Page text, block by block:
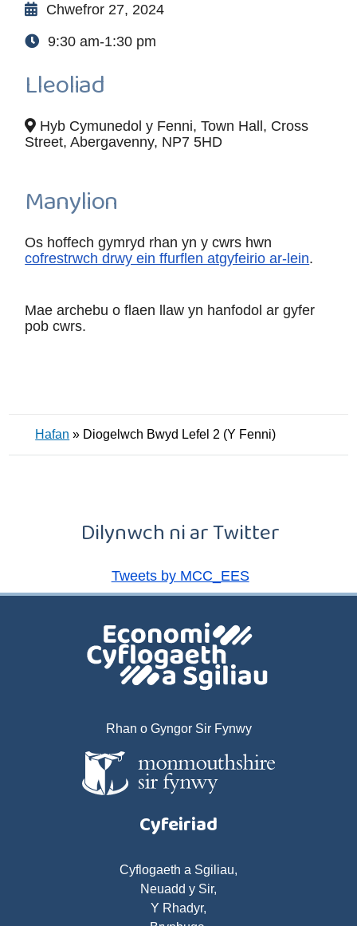
Chwefror 27, 2024
9:30 am-1:30 pm
Lleoliad
Hyb Cymunedol y Fenni, Town Hall, Cross
Street, Abergavenny, NP7 5HD
Manylion
Os hoffech gymryd rhan yn y cwrs hwn
cofrestrwch drwy ein ffurflen atgyfeirio ar-lein.
Mae archebu o flaen llaw yn hanfodol ar gyfer
pob cwrs.
Hafan » Diogelwch Bwyd Lefel 2 (Y Fenni)
Dilynwch ni ar Twitter
Tweets by MCC_EES
Rhan o Gyngor Sir Fynwy
Cyfeiriad
Cyflogaeth a Sgiliau,
Neuadd y Sir,
Y Rhadyr,